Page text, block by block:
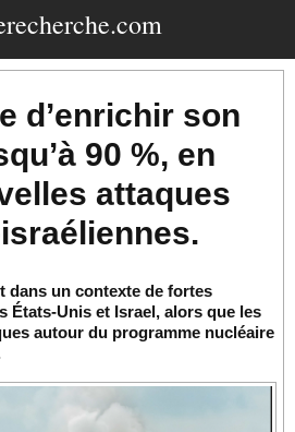
d’enrichir son
90 %, en
attaques
dans un contexte de fortes
États-Unis et Israel, alors que les
autour du programme nucléaire